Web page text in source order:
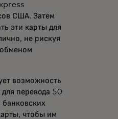
США. Затем
эти карты для
не рискуя
возможность
перевода 50
чтобы им